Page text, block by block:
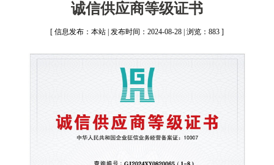
诚信供应商等级证书
[ 信息发布：本站 | 发布时间：2024-08-28 | 浏览：883 ]